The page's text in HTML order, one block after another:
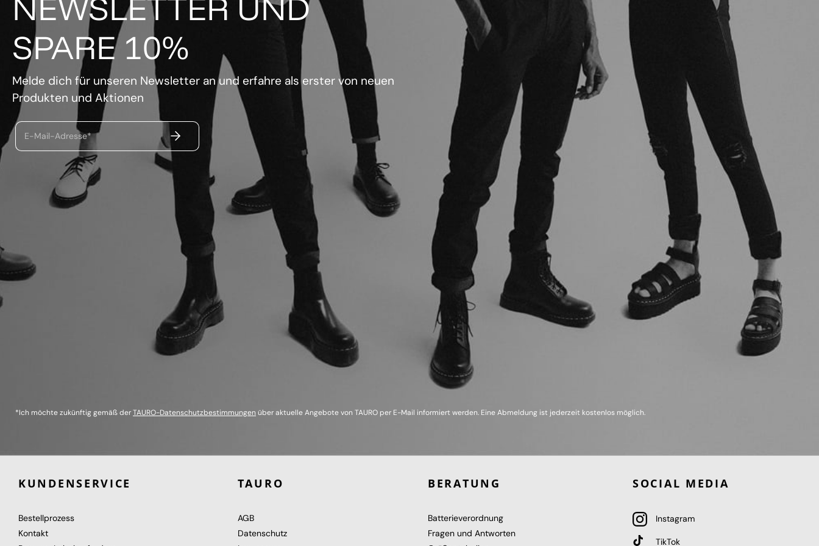
SPARE 10%
Melde dich für unseren Newsletter an und erfahre als erster von neuen
Produkten und Aktionen
E-Mail-Adresse* ABSENDEN
*Ich möchte zukünftig gemäß derTAURO-Datenschutzbestimmungen über aktuelle Angebote von TAURO per E-Mail informiert werden. Eine Abmeldung ist jederzeit kostenlos möglich.
KUNDENSERVICE
Bestellprozess
Kontakt
TAURO
AGB
Datenschutz
BERATUNG
Batterieverordnung
Fragen und Antworten
SOCIAL MEDIA
Instagram
TikTok